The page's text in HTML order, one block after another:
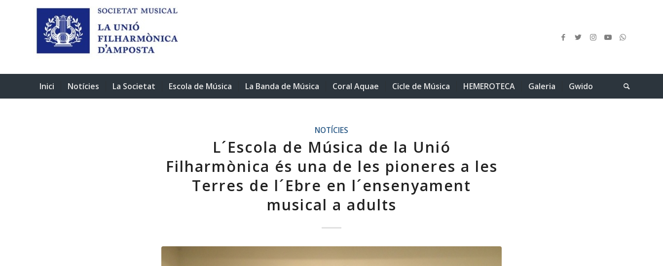
Inici Notícies La Societat Escola de Música La Banda de Música Coral Aquae Cicle de Música HEMEROTECA Galeria Gwido
NOTÍCIES
L´Escola de Música de la Unió
Filharmònica és una de les pioneres a les
Terres de l´Ebre en l´ensenyament
musical a adults